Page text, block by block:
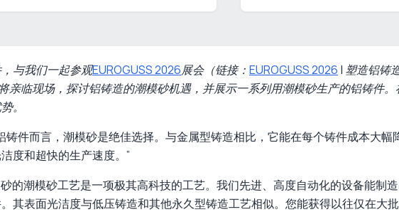
与我们一起参观EUROGUSS 2026展会（链接： EUROGUSS 2026 | 塑造铝铸
亲临现场，探讨铝铸造的潮模砂机遇，并展示一系列用潮模砂生产的铝铸件
。
铸件而言，潮模砂是绝佳选择。与金属型铸造相比，它能在每个铸件成本大幅
度和超快的生产速度。”
的潮模砂工艺是一项极其高科技的工艺。我们先进、高度自动化的设备能制
其表面光洁度与低压铸造和其他永久型铸造工艺相似。您能获得以往仅在大